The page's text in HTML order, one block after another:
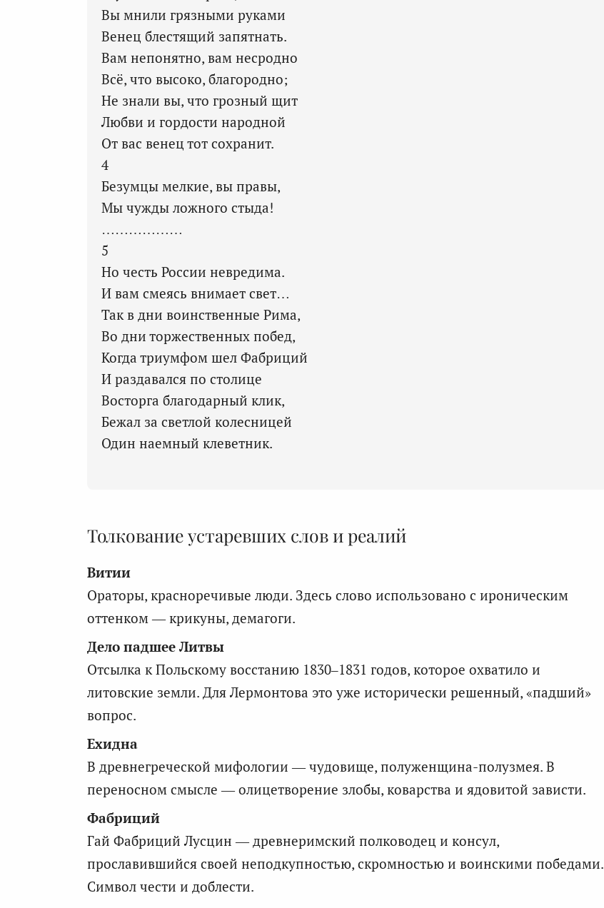
Вы мнили грязными руками
Венец блестящий запятнать.
Вам непонятно, вам несродно
Всё, что высоко, благородно;
Не знали вы, что грозный щит
Любви и гордости народной
От вас венец тот сохранит.
4
Безумцы мелкие, вы правы,
Мы чужды ложного стыда!
………………
5
Но честь России невредима.
И вам смеясь внимает свет…
Так в дни воинственные Рима,
Во дни торжественных побед,
Когда триумфом шел Фабриций
И раздавался по столице
Восторга благодарный клик,
Бежал за светлой колесницей
Один наемный клеветник.
Толкование устаревших слов и реалий
Витии
Ораторы, красноречивые люди. Здесь слово использовано с ироническим
оттенком — крикуны, демагоги.
Дело падшее Литвы
Отсылка к Польскому восстанию 1830–1831 годов, которое охватило и
литовские земли. Для Лермонтова это уже исторически решенный, «падший»
вопрос.
Ехидна
В древнегреческой мифологии — чудовище, полуженщина-полузмея. В
переносном смысле — олицетворение злобы, коварства и ядовитой зависти.
Фабриций
Гай Фабриций Лусцин — древнеримский полководец и консул,
прославившийся своей неподкупностью, скромностью и воинскими победами.
Символ чести и доблести.